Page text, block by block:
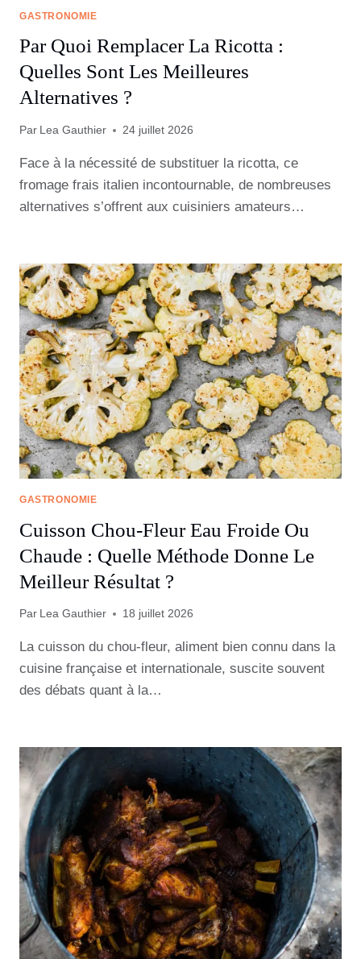
GASTRONOMIE
Par Quoi Remplacer La Ricotta :
Quelles Sont Les Meilleures
Alternatives ?
Par Lea Gauthier 24 juillet 2026
Face à la nécessité de substituer la ricotta, ce
fromage frais italien incontournable, de nombreuses
alternatives s’offrent aux cuisiniers amateurs…
GASTRONOMIE
Cuisson Chou-Fleur Eau Froide Ou
Chaude : Quelle Méthode Donne Le
Meilleur Résultat ?
Par Lea Gauthier 18 juillet 2026
La cuisson du chou-fleur, aliment bien connu dans la
cuisine française et internationale, suscite souvent
des débats quant à la…